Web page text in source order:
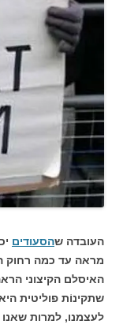
העובדה שהסעודים
מראה עד כמה רחוק
האיסלם הקיצוני
שתקינוֹת פוליטית
לעצמנו, למרות שאנו